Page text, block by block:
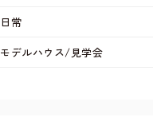
日常
モデルハウス/見学会